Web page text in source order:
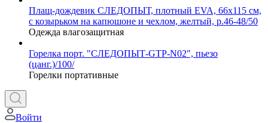
Плащ-дождевик СЛЕДОПЫТ, плотный EVA, 66х115 см,
с козырьком на капюшоне и чехлом, желтый, р.46-48/50
Одежда влагозащитная
Горелка порт. "СЛЕДОПЫТ-GTP-N02", пьезо
(цанг.)/100/
Горелки портативные
Войти